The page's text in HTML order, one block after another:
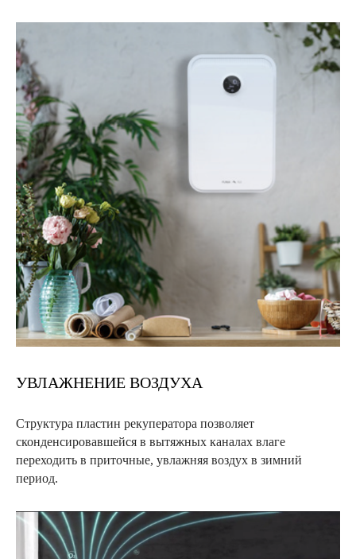
УВЛАЖНЕНИЕ ВОЗДУХА
Структура пластин рекуператора позволяет
сконденсировавшейся в вытяжных каналах влаге
переходить в приточные, увлажняя воздух в зимний
период.